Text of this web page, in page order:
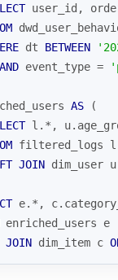
user_id,
dt BETWEEN
AND event_type =
AS (
l. * ,
filtered_logs l
JOIN dim_user u
e. * ,
enriched_users e
JOIN dim_item c